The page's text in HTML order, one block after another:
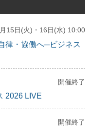
15日(火)・16日(水) 10:00
律・協働へ─ビジネス
開催終了
2026 LIVE
開催終了